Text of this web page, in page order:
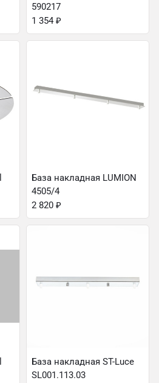
590217
1 354 ₽
База накладная LUMION
4505/4
2 820 ₽
База накладная ST-Luce
SL001.113.03